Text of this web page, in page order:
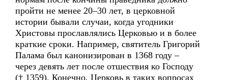
пройти не менее 20–30 лет, в церковной
истории бывали случаи, когда угодники
Христовы прославлялись Церковью и в более
краткие сроки. Например, святитель Григорий
Палама был канонизирован в 1368 году –
через девять лет после отшествия ко Господу
(† 1359). Конечно, Церковь в таких вопросах